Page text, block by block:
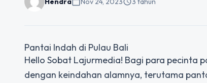
Pantai Indah di Pulau Bali
Hello Sobat Lajurmedia! Bagi para pecinta
dengan keindahan alamnya, terutama